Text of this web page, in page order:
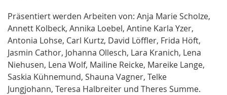
Präsentiert werden Arbeiten von: Anja Marie Scholze,
Annett Kolbeck, Annika Loebel, Antine Karla Yzer,
Antonia Lohse, Carl Kurtz, David Löffler, Frida Höft,
Jasmin Cathor, Johanna Ollesch, Lara Kranich, Lena
Niehusen, Lena Wolf, Mailine Reicke, Mareike Lange,
Saskia Kühnemund, Shauna Vagner, Telke
Jungjohann, Teresa Halbreiter und Theres Summe.